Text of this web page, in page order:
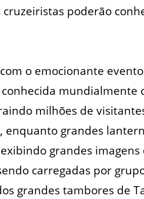
poderão
o emocionante
mundialmente
milhões de
enquanto grandes
grandes imagens
carregadas por
grandes tambores de